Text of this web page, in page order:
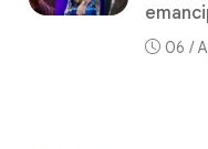
06 /